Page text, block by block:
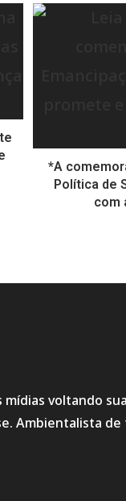
*A
Política de
com
voltando
Ambientalista